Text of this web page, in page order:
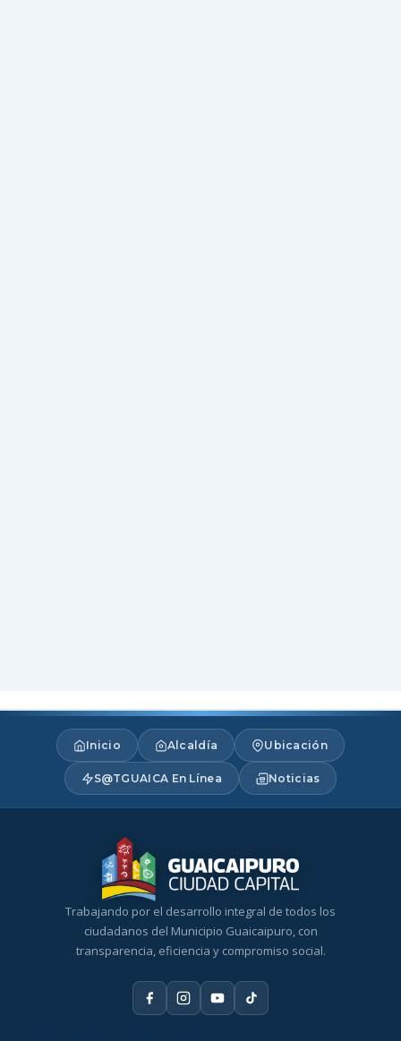
Inicio Alcaldía Ubicación
S@TGUAICA En Línea Noticias
Trabajando por el desarrollo integral de todos los
ciudadanos del Municipio Guaicaipuro, con
transparencia, eficiencia y compromiso social.